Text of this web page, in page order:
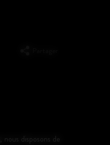
, nous disposons de